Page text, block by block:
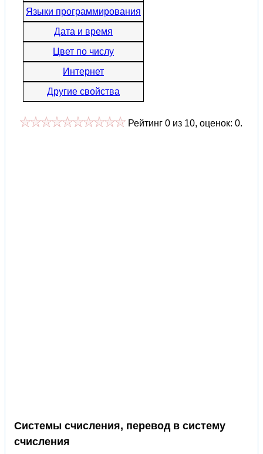
Языки программирования
Дата и время
Цвет по числу
Интернет
Другие свойства
Рейтинг 0 из 10, оценок: 0.
Системы счисления, перевод в систему
счисления